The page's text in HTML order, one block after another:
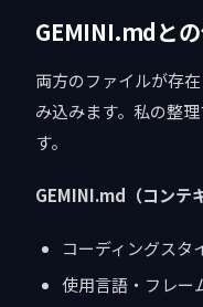
GEMINI.mdと
両方のファイルが存
み込みます。私の整
す。
GEMINI.md（コンテ
コーディングスタ
使用言語・フレー